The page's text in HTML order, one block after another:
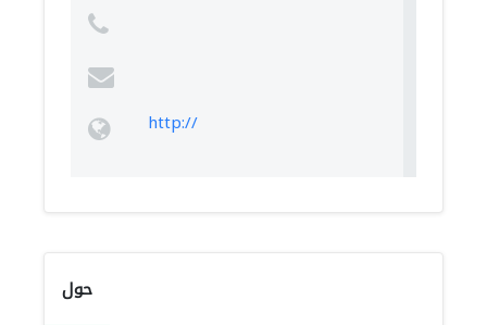
http://
حول